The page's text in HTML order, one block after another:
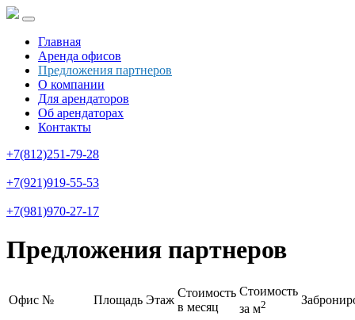
Главная
Аренда офисов
Предложения партнеров
О компании
Для арендаторов
Об арендаторах
Контакты
+7(812)251-79-28
+7(921)919-55-53
+7(981)970-27-17
Предложения партнеров
Офис № Площадь Этаж
Стоимость
в месяц
Стоимость
за м2